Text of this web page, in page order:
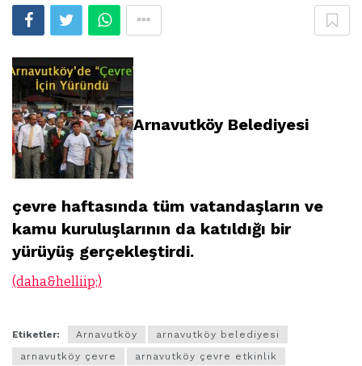
Arnavutköy Belediyesi
çevre haftasında tüm vatandaşların ve
kamu kuruluşlarının da katıldığı bir
yürüyüş gerçekleştirdi.
(daha&helliip;)
Etiketler: Arnavutköy
arnavutköy belediyesi
arnavutköy çevre
arnavutköy çevre etkinlik